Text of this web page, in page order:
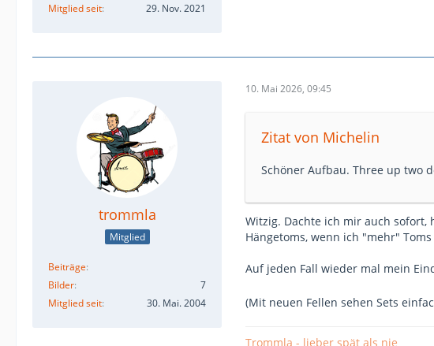
Mitglied seit
29. Nov. 2021
trommla
Mitglied
Beiträge
Bilder
7
Mitglied seit
30. Mai. 2004
10. Mai 2026, 09:45
Zitat von Michelin
Schöner Aufbau. Three up two
Witzig. Dachte ich mir auch
Hängetoms, wenn ich "mehr"
Auf jeden Fall wieder mal mein
(Mit neuen Fellen sehen Sets
Trommla - lieber spät als nie